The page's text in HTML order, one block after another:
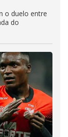
o duelo entre
do